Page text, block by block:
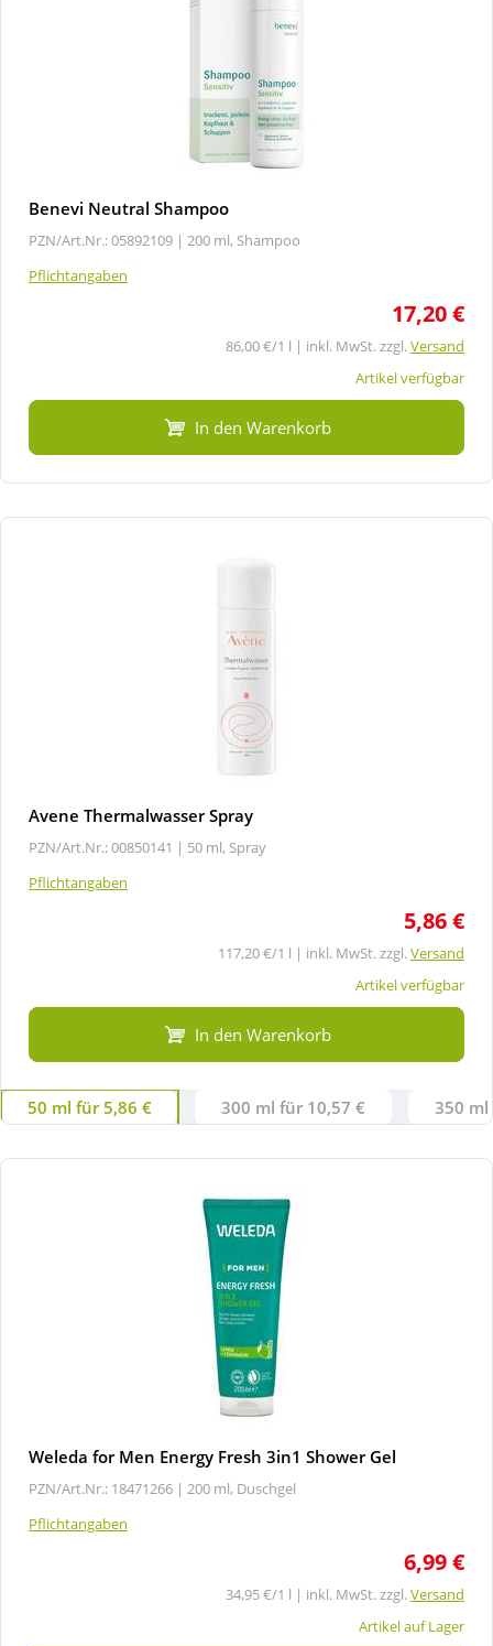
Benevi Neutral Shampoo
PZN/Art.Nr.: 05892109 | 200 ml, Shampoo
Pflichtangaben
17,20 €
86,00 €/1 l | inkl. MwSt. zzgl.Versand
Artikel verfügbar
In den Warenkorb
Avene Thermalwasser Spray
PZN/Art.Nr.: 00850141 | 50 ml, Spray
Pflichtangaben
5,86 €
117,20 €/1 l | inkl. MwSt. zzgl.Versand
Artikel verfügbar
In den Warenkorb
50 ml für 5,86 € 300 ml für 10,57 € 350 ml
Weleda for Men Energy Fresh 3in1 Shower Gel
PZN/Art.Nr.: 18471266 | 200 ml, Duschgel
Pflichtangaben
6,99 €
34,95 €/1 l | inkl. MwSt. zzgl.Versand
Artikel auf Lager